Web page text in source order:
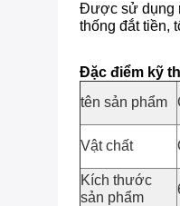
Được sử dụng
thống đắt tiền,
Đặc điểm kỹ
tên sản phẩm
Vật chất
Kích thước
sản phẩm